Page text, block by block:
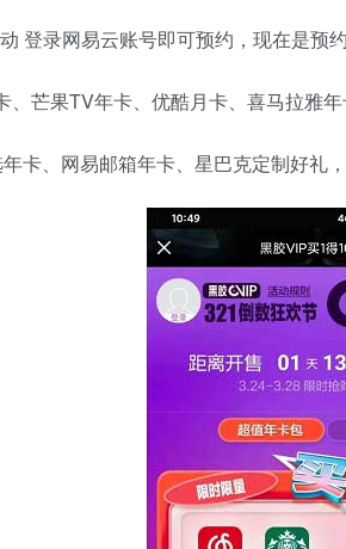
登录网易云账号即可预约，现在是预
、芒果TV年卡、优酷月卡、喜马拉雅
卡、网易邮箱年卡、星巴克定制好礼